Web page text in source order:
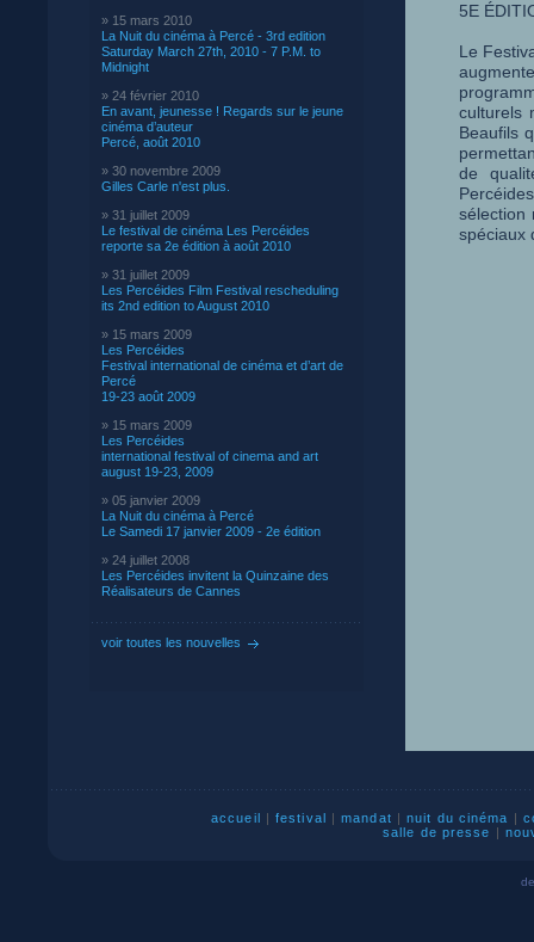
» 15 mars 2010
La Nuit du cinéma à Percé - 3rd edition
Saturday March 27th, 2010 - 7 P.M. to
Midnight
» 24 février 2010
En avant, jeunesse ! Regards sur le jeune
cinéma d’auteur
Percé, août 2010
» 30 novembre 2009
Gilles Carle n'est plus.
» 31 juillet 2009
Le festival de cinéma Les Percéides
reporte sa 2e édition à août 2010
» 31 juillet 2009
Les Percéides Film Festival rescheduling
its 2nd edition to August 2010
» 15 mars 2009
Les Percéides
Festival international de cinéma et d’art de
Percé
19-23 août 2009
» 15 mars 2009
Les Percéides
international festival of cinema and art
august 19-23, 2009
» 05 janvier 2009
La Nuit du cinéma à Percé
Le Samedi 17 janvier 2009 - 2e édition
» 24 juillet 2008
Les Percéides invitent la Quinzaine des
Réalisateurs de Cannes
voir toutes les nouvelles
5E
Le
culturels
Beaufils
de
sélection
spéciaux
accueil |festival |mandat |nuit du cinéma |
salle de presse |